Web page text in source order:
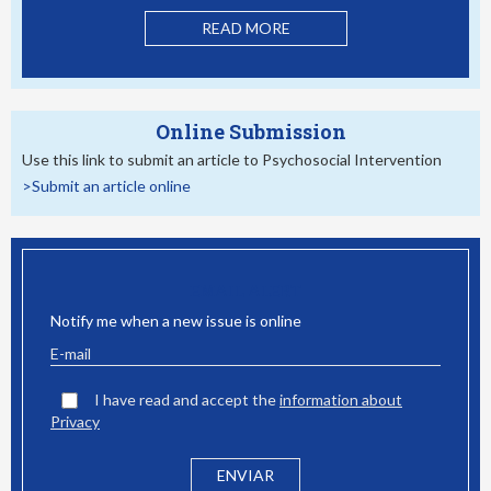
READ MORE
Online Submission
Use this link to submit an article to Psychosocial Intervention
>Submit an article online
Notify me when a new issue is online
I have read and accept theinformation about
Privacy